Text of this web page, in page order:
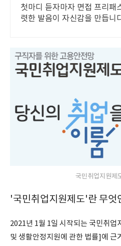
접 합격 필수템
첫마디 듣자마자 면접 프리패
렷한 발음이 자신감을 만듭니
국민취업지원제
'국민취업지원제도'란 무엇
2021년 1월 1일 시작되는 국민취업
및 생활안정지원에 관한 법률]에 근